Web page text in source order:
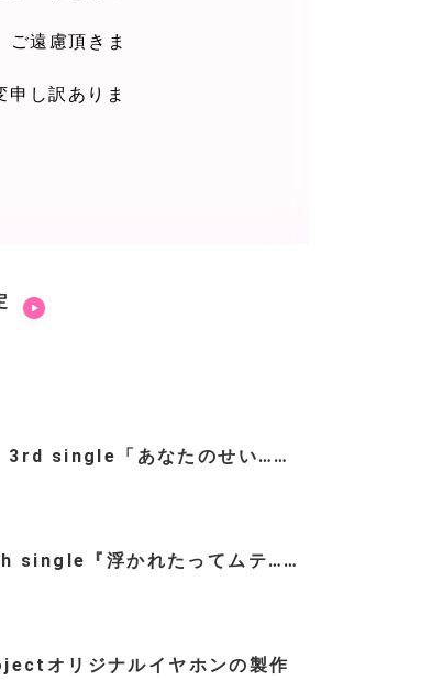
ご遠慮頂きま
し訳ありま
single「あなたのせい……
single『浮かれたってムテ……
オリジナルイヤホンの製作